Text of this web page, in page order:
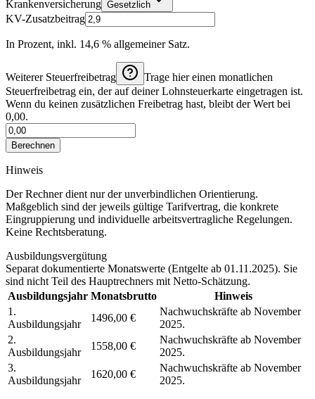
Krankenversicherung Gesetzlich
KV-Zusatzbeitrag
In Prozent, inkl. 14,6 % allgemeiner Satz.
Weiterer Steuerfreibetrag
Trage hier einen monatlichen
Steuerfreibetrag ein, der auf deiner Lohnsteuerkarte eingetragen ist.
Wenn du keinen zusätzlichen Freibetrag hast, bleibt der Wert bei
0,00.
Berechnen
Hinweis
Der Rechner dient nur der unverbindlichen Orientierung.
Maßgeblich sind der jeweils gültige Tarifvertrag, die konkrete
Eingruppierung und individuelle arbeitsvertragliche Regelungen.
Keine Rechtsberatung.
Ausbildungsvergütung
Separat dokumentierte Monatswerte (Entgelte ab 01.11.2025). Sie
sind nicht Teil des Hauptrechners mit Netto-Schätzung.
Ausbildungsjahr Monatsbrutto
Hinweis
1.
Ausbildungsjahr
1496,00 €
Nachwuchskräfte ab November
2025.
2.
Ausbildungsjahr
1558,00 €
Nachwuchskräfte ab November
2025.
3.
Ausbildungsjahr
1620,00 €
Nachwuchskräfte ab November
2025.